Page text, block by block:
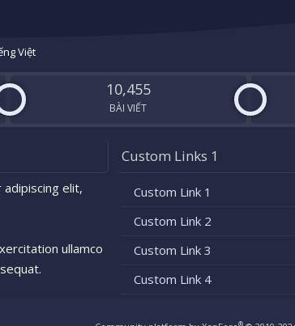
Việt
10,455
BÀI VIẾT
elit,
ullamco
Custom Links 1
Custom Link 1
Custom Link 2
Custom Link 3
Custom Link 4
®